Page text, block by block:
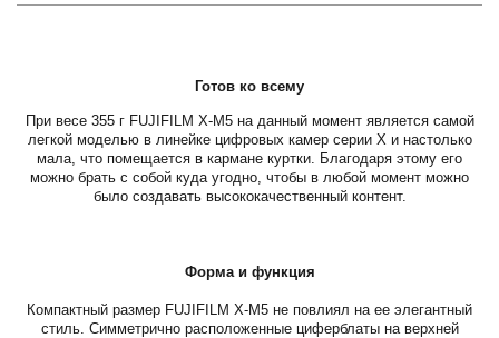
Готов ко всему
При весе 355 г FUJIFILM X-M5 на данный момент является самой
легкой моделью в линейке цифровых камер серии X и настолько
мала, что помещается в кармане куртки. Благодаря этому его
можно брать с собой куда угодно, чтобы в любой момент можно
было создавать высококачественный контент.
Форма и функция
Компактный размер FUJIFILM X-M5 не повлиял на ее элегантный
стиль. Симметрично расположенные циферблаты на верхней